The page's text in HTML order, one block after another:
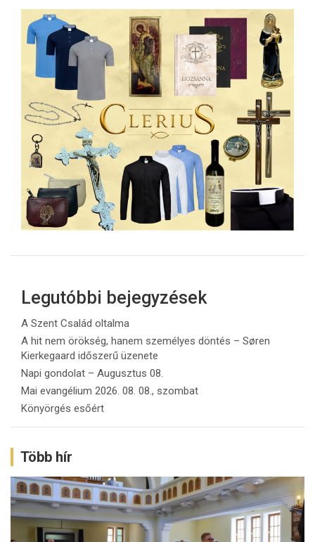
Legutóbbi bejegyzések
A Szent Család oltalma
A hit nem örökség, hanem személyes döntés – Søren
Kierkegaard időszerű üzenete
Napi gondolat – Augusztus 08.
Mai evangélium 2026. 08. 08., szombat
Könyörgés esőért
Több hír